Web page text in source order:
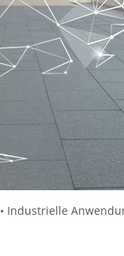
• Industrielle